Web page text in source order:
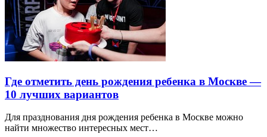
Где отметить день рождения ребенка в Москве —
10 лучших вариантов
Для празднования дня рождения ребенка в Москве можно
найти множество интересных мест…